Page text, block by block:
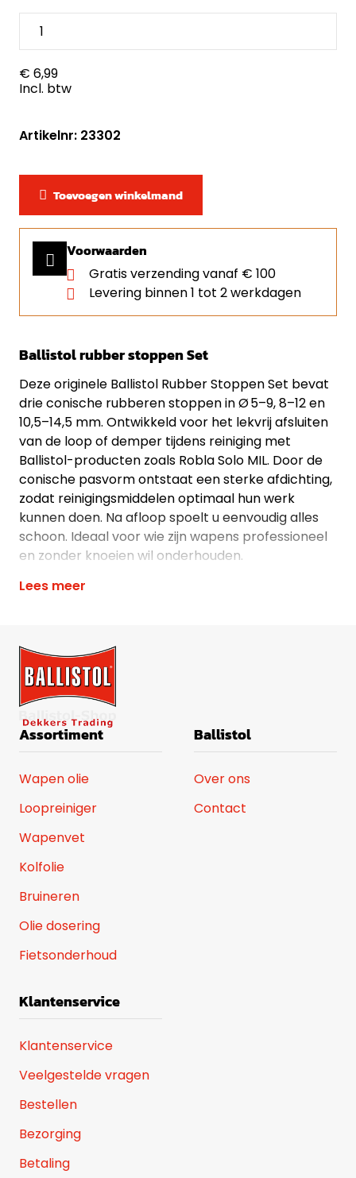
Ballistol rubber stoppen Set
Deze originele Ballistol Rubber Stoppen Set bevat
drie conische rubberen stoppen in Ø 5–9, 8–12 en
10,5–14,5 mm. Ontwikkeld voor het lekvrij afsluiten
van de loop of demper tijdens reiniging met
Ballistol-producten zoals Robla Solo MIL. Door de
conische pasvorm ontstaat een sterke afdichting,
zodat reinigingsmiddelen optimaal hun werk
kunnen doen. Na afloop spoelt u eenvoudig alles
schoon. Ideaal voor wie zijn wapens professioneel
en zonder knoeien wil onderhouden.
Lees meer
€ 6,99
Incl. btw
Artikelnr: 23302
Toevoegen winkelmand
Voorwaarden
Gratis verzending vanaf € 100
Levering binnen 1 tot 2 werkdagen
Assortiment
Wapen olie
Loopreiniger
Wapenvet
Kolfolie
Bruineren
Olie dosering
Fietsonderhoud
Ballistol
Over ons
Contact
Klantenservice
Klantenservice
Veelgestelde vragen
Bestellen
Bezorging
Betaling